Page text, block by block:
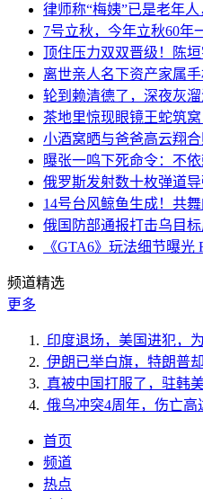
律师称“梅姨”已是老年
7号立秋，今年立秋60年
顶住压力双双晋级！陈
离世亲人名下资产家属
轮到赖清德了，深夜灰
茶地里惊现眼镜王蛇筑
小酒窝晒与爸爸高云翔
曝张一鸣下死命令：不
俄罗斯发射数十枚弹道
14号台风鲸鱼生成！共
俄国防部通报打击乌目
《GTA6》玩法细节曝
频道精选
更多
印度退场，美国进犯，
伊朗已举白旗，特朗普
真被中国打服了，驻韩
俄乌冲突4周年，伤亡高
首页
频道
热点